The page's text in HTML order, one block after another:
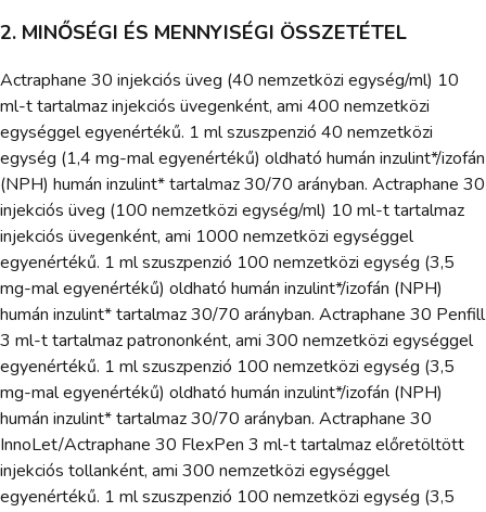
2. MINŐSÉGI ÉS MENNYISÉGI ÖSSZETÉTEL
Actraphane 30 injekciós üveg (40 nemzetközi egység/ml) 10
ml-t tartalmaz injekciós üvegenként, ami 400 nemzetközi
egységgel egyenértékű. 1 ml szuszpenzió 40 nemzetközi
egység (1,4 mg-mal egyenértékű) oldható humán inzulint*/izofán
(NPH) humán inzulint* tartalmaz 30/70 arányban. Actraphane 30
injekciós üveg (100 nemzetközi egység/ml) 10 ml-t tartalmaz
injekciós üvegenként, ami 1000 nemzetközi egységgel
egyenértékű. 1 ml szuszpenzió 100 nemzetközi egység (3,5
mg-mal egyenértékű) oldható humán inzulint*/izofán (NPH)
humán inzulint* tartalmaz 30/70 arányban. Actraphane 30 Penfill
3 ml-t tartalmaz patrononként, ami 300 nemzetközi egységgel
egyenértékű. 1 ml szuszpenzió 100 nemzetközi egység (3,5
mg-mal egyenértékű) oldható humán inzulint*/izofán (NPH)
humán inzulint* tartalmaz 30/70 arányban. Actraphane 30
InnoLet/Actraphane 30 FlexPen 3 ml-t tartalmaz előretöltött
injekciós tollanként, ami 300 nemzetközi egységgel
egyenértékű. 1 ml szuszpenzió 100 nemzetközi egység (3,5